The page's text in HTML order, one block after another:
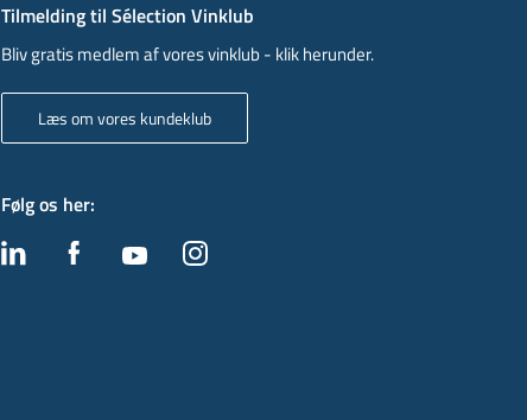
Tilmelding til Sélection Vinklub
Bliv gratis medlem af vores vinklub - klik herunder.
Læs om vores kundeklub
Følg os her: